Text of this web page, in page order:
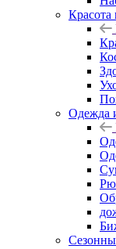
Красота
Одежда